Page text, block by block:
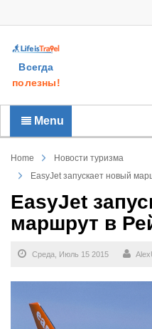
Всегда
полезны!
Menu
Home
Новости туризма
EasyJet запускает новый
EasyJet
маршрут в
Среда, Июль 15 2015